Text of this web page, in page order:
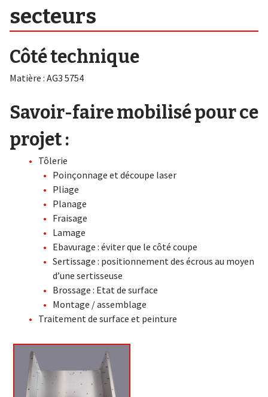
secteurs
Côté technique
Matière : AG3 5754
Savoir-faire mobilisé pour ce
projet :
Tôlerie
Poinçonnage et découpe laser
Pliage
Planage
Fraisage
Lamage
Ebavurage : éviter que le côté coupe
Sertissage : positionnement des écrous au moyen
d’une sertisseuse
Brossage : Etat de surface
Montage / assemblage
Traitement de surface et peinture